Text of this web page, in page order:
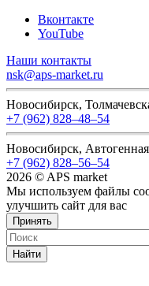
Вконтакте
YouTube
Наши контакты
nsk@aps-market.ru
Новосибирск,
+7 (962) 828‒48‒54
Новосибирск,
+7 (962) 828‒56‒54
2026 © APS market
Мы используем файлы
улучшить сайт для вас
Принять
Найти